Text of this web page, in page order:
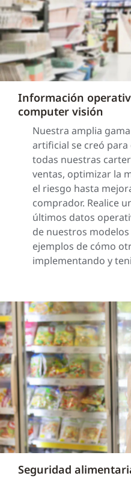
Información
computer visión
Nuestra amplia
artificial se creó
todas nuestras
ventas, optimizar la
el riesgo hasta
comprador. Realice
últimos datos
de nuestros
ejemplos de cómo
implementando y
Seguridad